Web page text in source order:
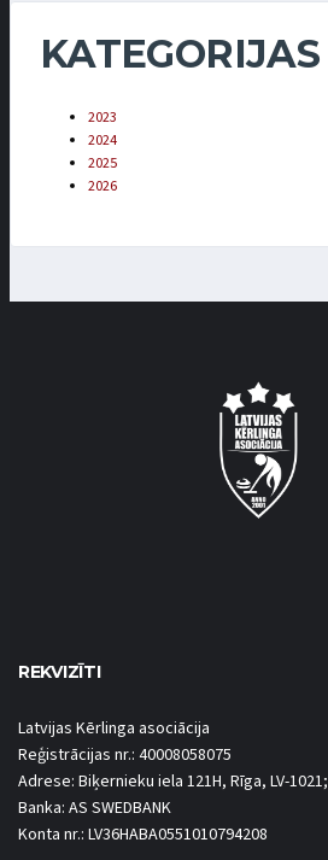
KATEGORIJAS
2023
2024
2025
2026
REKVIZĪTI
Latvijas Kērlinga asociācija
Reģistrācijas nr.: 40008058075
Adrese: Biķernieku iela 121H, Rīga, LV-1021;
Banka: AS SWEDBANK
Konta nr.: LV36HABA0551010794208